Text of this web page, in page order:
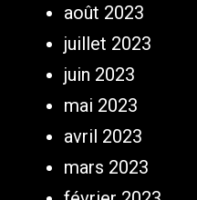
août 2023
juillet 2023
juin 2023
mai 2023
avril 2023
mars 2023